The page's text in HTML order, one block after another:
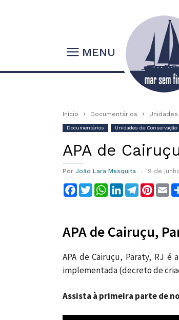
MENU
Início Documentários
Documentários Unidades de Conservação
APA de
Por João Lara Mesquita 9 de
Facebook
TwitterWhatsApp
LinkedInTelegram
APA de Cairuçu,
APA de Cairuçu, Paraty, RJ
implementada (decreto de
Assista à primeira parte de